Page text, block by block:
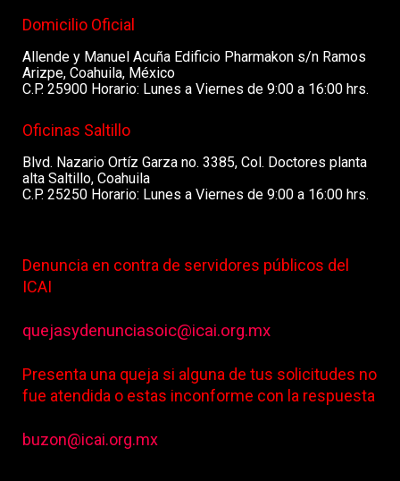
Domicilio Oficial
Allende y Manuel Acuña Edificio Pharmakon s/n Ramos
Arizpe, Coahuila, México
C.P. 25900 Horario: Lunes a Viernes de 9:00 a 16:00 hrs.
Oficinas Saltillo
Blvd. Nazario Ortíz Garza no. 3385, Col. Doctores planta
alta Saltillo, Coahuila
C.P. 25250 Horario: Lunes a Viernes de 9:00 a 16:00 hrs.
Denuncia en contra de servidores públicos del
ICAI
quejasydenunciasoic@icai.org.mx
Presenta una queja si alguna de tus solicitudes no
fue atendida o estas inconforme con la respuesta
buzon@icai.org.mx